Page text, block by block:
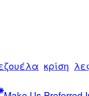
κρίση